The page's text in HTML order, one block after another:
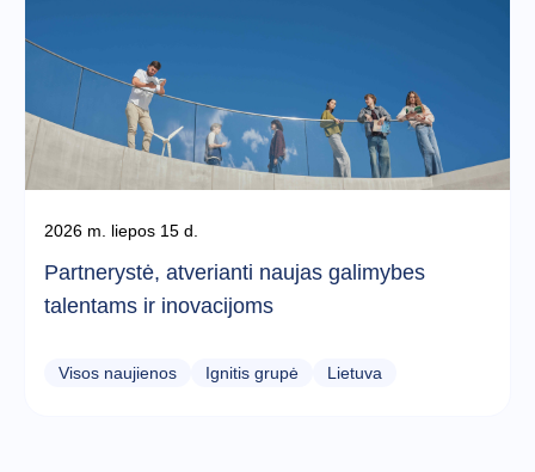
2026 m. liepos 15 d.
Partnerystė, atverianti naujas galimybes
talentams ir inovacijoms
Visos naujienos Ignitis grupė Lietuva